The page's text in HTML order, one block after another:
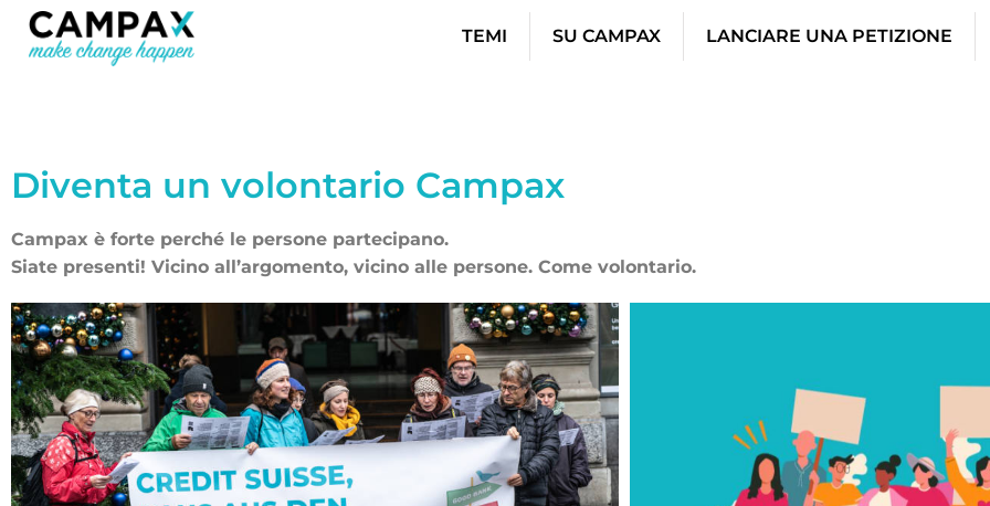
TEMI SU CAMPAX LANCIARE UNA PETIZIONE
Diventa un volontario Campax
Campax è forte perché le persone partecipano.
Siate presenti! Vicino all’argomento, vicino alle persone. Come volontario.